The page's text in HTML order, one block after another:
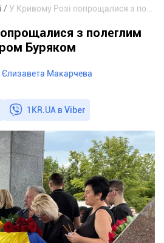
з полеглим
Буряком
Єлизавета Макарчева
1KR.UA вViber